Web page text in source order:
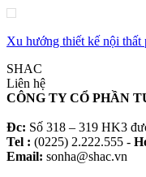
Xu hướng thiết kế nội thất
SHAC
Liên hệ
CÔNG TY CỔ PHẦN
Đc: Số 318 – 319 HK3
Tel : (0225) 2.222.555 -
Email: sonha@shac.vn